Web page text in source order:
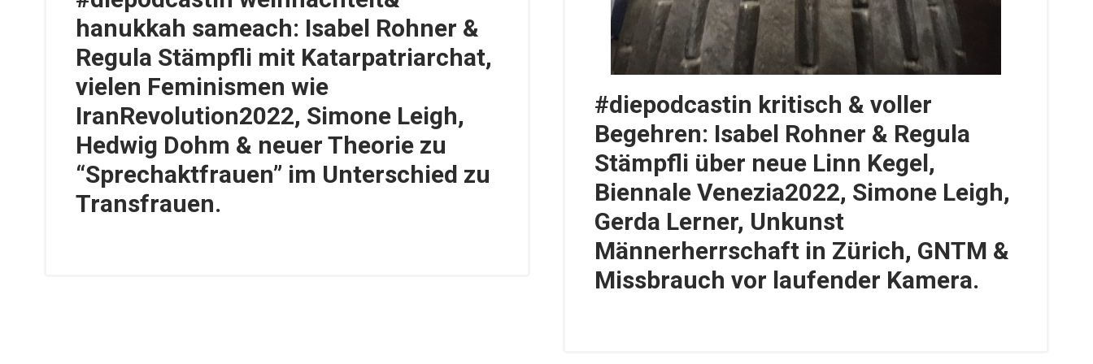
hanukkah sameach: Isabel Rohner &
Regula Stämpfli mit Katarpatriarchat,
vielen Feminismen wie
IranRevolution2022, Simone Leigh,
Hedwig Dohm & neuer Theorie zu
“Sprechaktfrauen” im Unterschied zu
Transfrauen.
#diepodcastin kritisch & voller
Begehren: Isabel Rohner & Regula
Stämpfli über neue Linn Kegel,
Biennale Venezia2022, Simone Leigh,
Gerda Lerner, Unkunst
Männerherrschaft in Zürich, GNTM &
Missbrauch vor laufender Kamera.